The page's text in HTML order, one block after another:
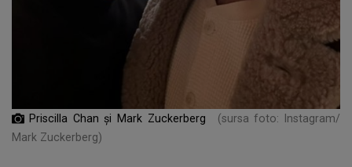
Priscilla Chan și Mark Zuckerberg
(sursa foto: Instagram/
Mark Zuckerberg)